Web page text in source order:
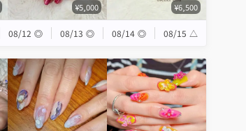
¥5,000 ¥6,500
08/12 ◎ 08/13 ◎ 08/14 ◎ 08/15 △